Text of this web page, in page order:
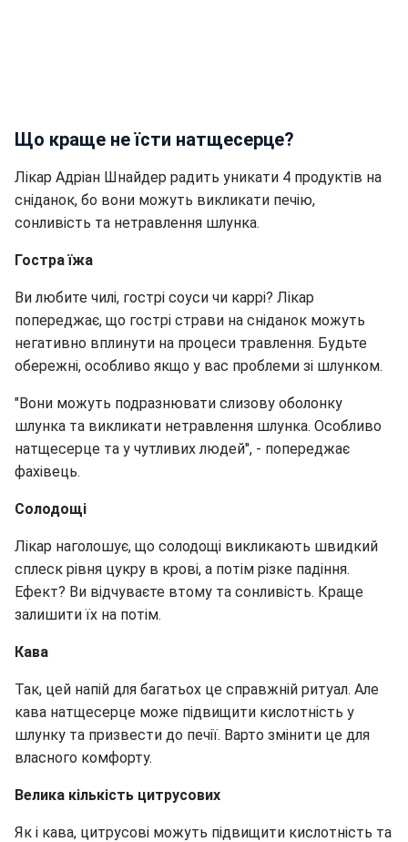
Що краще не їсти натщесерце?
Лікар Адріан Шнайдер радить уникати 4 продуктів на
сніданок, бо вони можуть викликати печію,
сонливість та нетравлення шлунка.
Гостра їжа
Ви любите чилі, гострі соуси чи каррі? Лікар
попереджає, що гострі страви на сніданок можуть
негативно вплинути на процеси травлення. Будьте
обережні, особливо якщо у вас проблеми зі шлунком.
"Вони можуть подразнювати слизову оболонку
шлунка та викликати нетравлення шлунка. Особливо
натщесерце та у чутливих людей", - попереджає
фахівець.
Солодощі
Лікар наголошує, що солодощі викликають швидкий
сплеск рівня цукру в крові, а потім різке падіння.
Ефект? Ви відчуваєте втому та сонливість. Краще
залишити їх на потім.
Кава
Так, цей напій для багатьох це справжній ритуал. Але
кава натщесерце може підвищити кислотність у
шлунку та призвести до печії. Варто змінити це для
власного комфорту.
Велика кількість цитрусових
Як і кава, цитрусові можуть підвищити кислотність та